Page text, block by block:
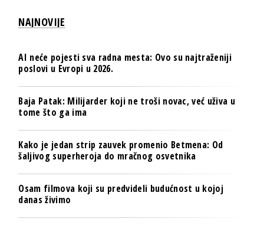
NAJNOVIJE
AI neće pojesti sva radna mesta: Ovo su najtraženiji
poslovi u Evropi u 2026.
Baja Patak: Milijarder koji ne troši novac, već uživa u
tome što ga ima
Kako je jedan strip zauvek promenio Betmena: Od
šaljivog superheroja do mračnog osvetnika
Osam filmova koji su predvideli budućnost u kojoj
danas živimo